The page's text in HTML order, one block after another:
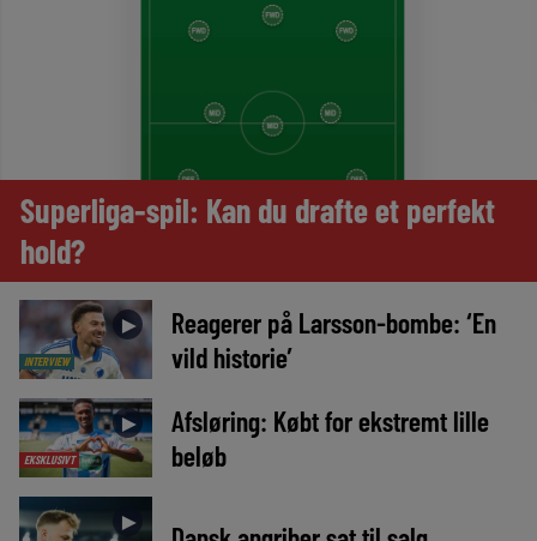
Superliga-spil: Kan du drafte et perfekt
hold?
INTERVIEW
►
Reagerer på Larsson-bombe: ‘En
vild historie’
EKSKLUSIVT
►
Afsløring: Købt for ekstremt lille
beløb
►